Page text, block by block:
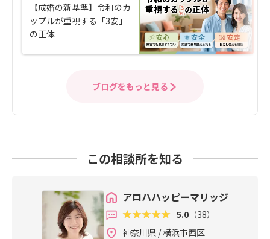
【成婚の新基準】令和のカ
ップルが重視する「3安」
の正体
ブログをもっと見る
この相談所を知る
アロハハッピーマリッジ
5.0 （38）
神奈川県 / 横浜市西区